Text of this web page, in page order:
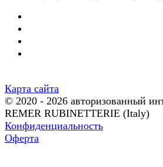
Карта сайта
© 2020 - 2026 авторизованный
REMER RUBINETTERIE (Italy)
Конфиденциальность
Оферта